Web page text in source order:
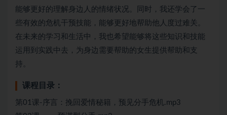
能够更好的理解身边人的情绪状况。同时，我还学会了一
些有效的危机干预技能，能够更好地帮助他人度过难关。
在未来的学习和生活中，我也希望能够将这些知识和技能
运用到实践中去，为身边需要帮助的女生提供帮助和支
持。
课程目录：
第01课-序言：挽回爱情秘籍，预见分手危机.mp3